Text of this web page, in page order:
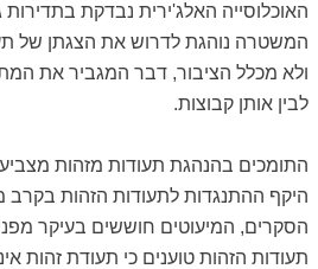
האוכלוסייה האלג'ירית נבדקת
המשטרה נוהגת לדרוש את הצגתן של
ולא מכלל הציבור, דבר המגביר את
לבין אותן קבוצות.
התומכים בהנהגת תעודות מזהות
היקף ההתנגדות לתעודות הזהות בקרב
הסקרים, המיעוטים חוששים בעיקר
תעודות הזהות טוענים כי תעודת זהות